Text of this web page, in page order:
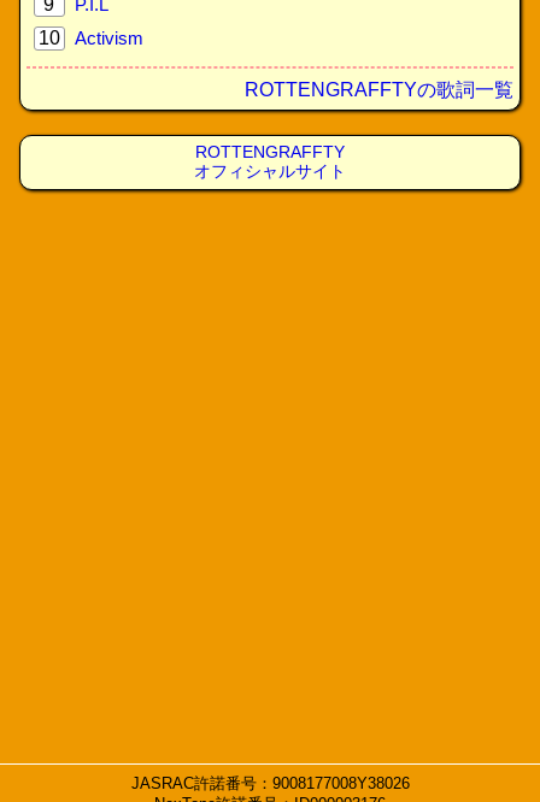
9
P.I.L
10
Activism
ROTTENGRAFFTYの歌詞一覧
ROTTENGRAFFTY
オフィシャルサイト
JASRAC許諾番号：9008177008Y38026